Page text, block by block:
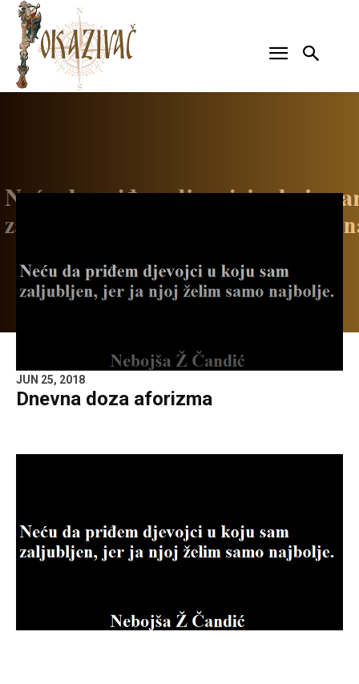
JUN 25, 2018
Dnevna doza aforizma